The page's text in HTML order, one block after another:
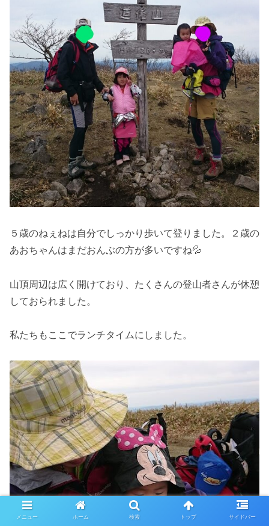
５歳のねぇねは自分でしっかり歩いて登りました。２歳の
あおちゃんはまだおんぶの方が多いですね💦
山頂周辺は広く開けており、たくさんの登山者さんが休憩
しておられました。
私たちもここでランチタイムにしました。
メニュー ホーム 検索 トップ サイドバー